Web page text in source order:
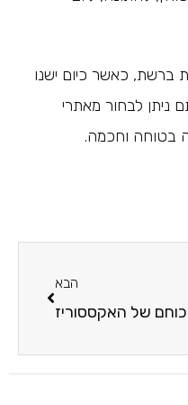
ברשת, כאשר כיום ישנו
ניתן לבחור מאתרי
בטוחה וחכמה.
הבא
כוחם של האקססוריז